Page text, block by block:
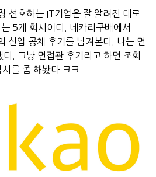
선호하는 IT기업은 잘 알려진 대로
5개 회사이다. 네카라쿠배에서
신입 공채 후기를 남겨본다. 나는 면
. 그냥 면접관 후기라고 하면 조회
를 좀 해봤다 크크